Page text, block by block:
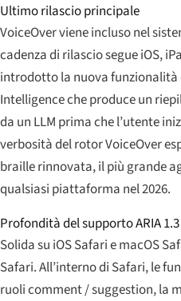
Ultimo rilascio principale
VoiceOver viene incluso nel
cadenza di rilascio segue iOS,
introdotto la nuova funzionalità
Intelligence che produce un
da un LLM prima che l’utente
verbosità del rotor VoiceOver
braille rinnovata, il più grande
qualsiasi piattaforma nel 2026.
Profondità del supporto ARIA 1.3
Solida su iOS Safari e macOS
Safari. All’interno di Safari, le
ruoli comment / suggestion, la